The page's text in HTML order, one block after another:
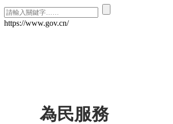
https://www.gov.cn/
為民服務